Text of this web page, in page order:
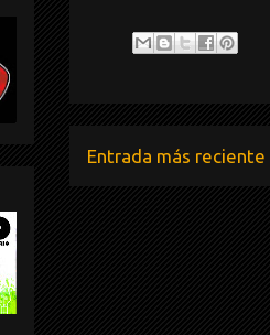
Entrada más reciente